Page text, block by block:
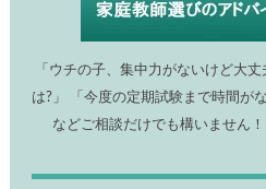
「ウチの子、集中力がないけど大
は?」 「今度の定期試験まで時間が
などご相談だけでも構いません